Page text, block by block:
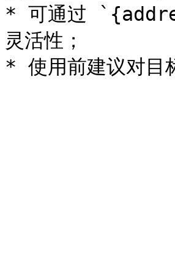
* 可通过
灵活性；